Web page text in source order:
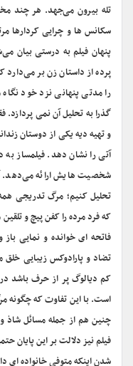
تله بیرون می‌جهد. هر چند
سکانس ها و چرایی کردارها
پنهان فیلم به درستی بیان
پرده از داستان زن بر
را مدتی پنهانی نزد خود
گذرا به تحلیل آن نمی پردازد.
و تهیه دیه یکی از دوستان
آتی را نشان دهد. فیلمساز
شخصیت هایش ارائه می‌دهد.
تحلیل کنیم؛ مرگ تدریجی
که فرد مرده را کفن پیچ و
فاتحه ای خوانده و نمایی باز
تضاد و پارادوکس زیبایی
کم دیالوگ پر از حرف باشد
است. با این تفاوت که چگونه
چنین هم از جمله مسائل شاذ
فیلم نیز دلالت بر این
شدن اینکه متوفی خانواده ای